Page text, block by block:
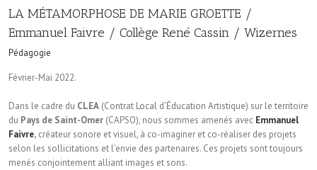
LA MÉTAMORPHOSE DE MARIE GROETTE /
Emmanuel Faivre / Collège René Cassin / Wizernes
Pédagogie
Février-Mai 2022.
Dans le cadre du CLEA (Contrat Local d’Éducation Artistique) sur le territoire
du Pays de Saint-Omer (CAPSO), nous sommes amenés avec Emmanuel
Faivre, créateur sonore et visuel, à co-imaginer et co-réaliser des projets
selon les sollicitations et l’envie des partenaires. Ces projets sont toujours
menés conjointement alliant images et sons.